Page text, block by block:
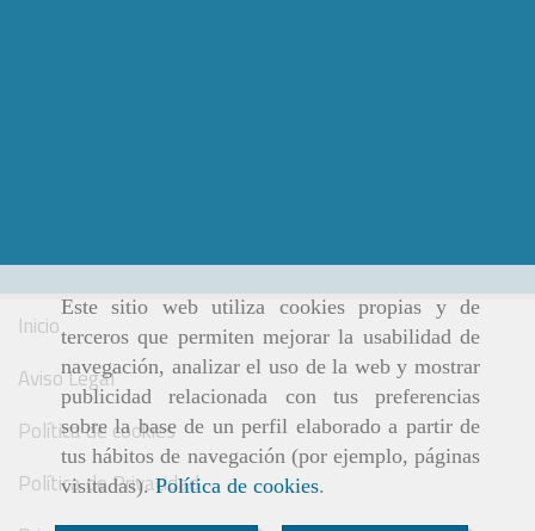
Este sitio web utiliza cookies propias y de
terceros que permiten mejorar la usabilidad de
navegación, analizar el uso de la web y mostrar
publicidad relacionada con tus preferencias
sobre la base de un perfil elaborado a partir de
tus hábitos de navegación (por ejemplo, páginas
visitadas).Política de cookies.
Inicio
Aviso Legal
Política de cookies
Política de Privacidad